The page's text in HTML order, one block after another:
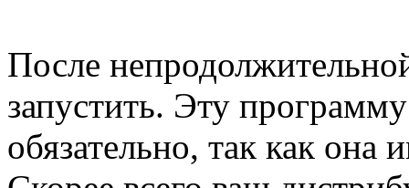
После
запустить. Эту
обязательно, так как она